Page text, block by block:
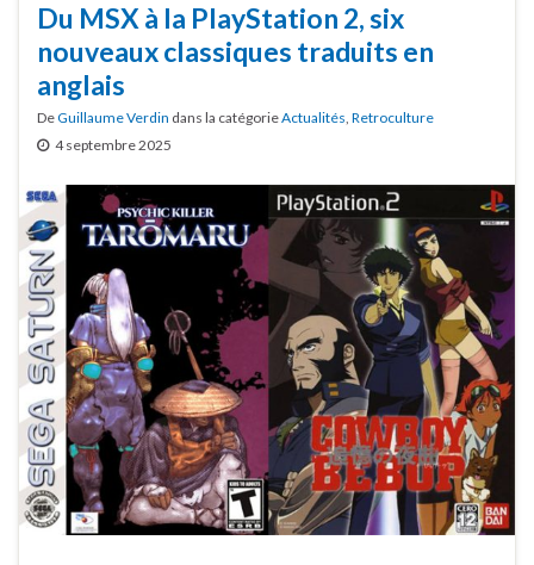
Du MSX à la PlayStation 2, six
nouveaux classiques traduits en
anglais
DeGuillaume Verdin dans la catégorieActualités, Retroculture
4 septembre 2025